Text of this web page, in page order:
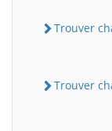
Trouver
Trouver